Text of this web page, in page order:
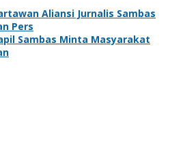
Aliansi Jurnalis Sambas
Pers
Sambas Minta Masyarakat